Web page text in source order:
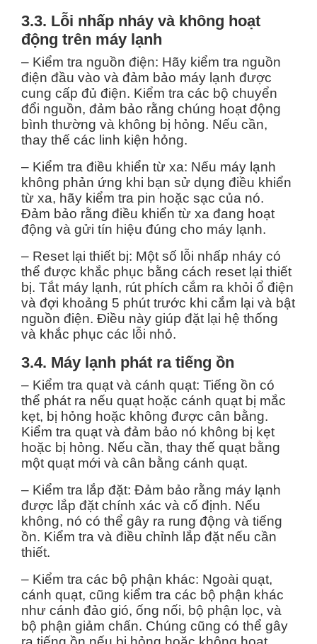
3.3. Lỗi nhấp nháy và không hoạt
động trên máy lạnh
– Kiểm tra nguồn điện: Hãy kiểm tra nguồn
điện đầu vào và đảm bảo máy lạnh được
cung cấp đủ điện. Kiểm tra các bộ chuyển
đổi nguồn, đảm bảo rằng chúng hoạt động
bình thường và không bị hỏng. Nếu cần,
thay thế các linh kiện hỏng.
– Kiểm tra điều khiển từ xa: Nếu máy lạnh
không phản ứng khi bạn sử dụng điều khiển
từ xa, hãy kiểm tra pin hoặc sạc của nó.
Đảm bảo rằng điều khiển từ xa đang hoạt
động và gửi tín hiệu đúng cho máy lạnh.
– Reset lại thiết bị: Một số lỗi nhấp nháy có
thể được khắc phục bằng cách reset lại thiết
bị. Tắt máy lạnh, rút phích cắm ra khỏi ổ điện
và đợi khoảng 5 phút trước khi cắm lại và bật
nguồn điện. Điều này giúp đặt lại hệ thống
và khắc phục các lỗi nhỏ.
3.4. Máy lạnh phát ra tiếng ồn
– Kiểm tra quạt và cánh quạt: Tiếng ồn có
thể phát ra nếu quạt hoặc cánh quạt bị mắc
kẹt, bị hỏng hoặc không được cân bằng.
Kiểm tra quạt và đảm bảo nó không bị kẹt
hoặc bị hỏng. Nếu cần, thay thế quạt bằng
một quạt mới và cân bằng cánh quạt.
– Kiểm tra lắp đặt: Đảm bảo rằng máy lạnh
được lắp đặt chính xác và cố định. Nếu
không, nó có thể gây ra rung động và tiếng
ồn. Kiểm tra và điều chỉnh lắp đặt nếu cần
thiết.
– Kiểm tra các bộ phận khác: Ngoài quạt,
cánh quạt, cũng kiểm tra các bộ phận khác
như cánh đảo gió, ống nối, bộ phận lọc, và
bộ phận giảm chấn. Chúng cũng có thể gây